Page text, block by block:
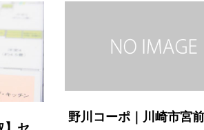
野川コーポ｜川崎市宮